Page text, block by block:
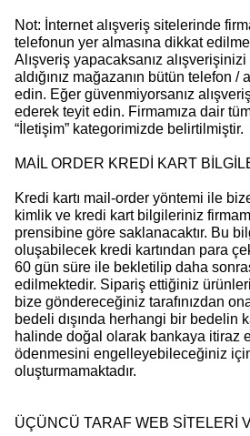
Not: İnternet alışveriş sitelerinde
telefonun yer almasına dikkat
Alışveriş yapacaksanız
aldığınız mağazanın bütün telefon
edin. Eğer güvenmiyorsanız
ederek teyit edin. Firmamıza dair
“İletişim” kategorimizde belirtilmiştir.
MAİL ORDER KREDİ KART
Kredi kartı mail-order yöntemi ile
kimlik ve kredi kart bilgileriniz
prensibine göre saklanacaktır. Bu
oluşabilecek kredi kartından para
60 gün süre ile bekletilip daha
edilmektedir. Sipariş ettiğiniz
bize göndereceğiniz tarafınızdan
bedeli dışında herhangi bir bedelin
halinde doğal olarak bankaya itiraz
ödenmesini engelleyebileceğiniz
oluşturmamaktadır.
ÜÇÜNCÜ TARAF WEB SİTELERİ